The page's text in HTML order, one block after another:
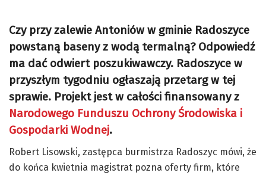
Czy przy zalewie Antoniów w gminie Radoszyce
powstaną baseny z wodą termalną? Odpowiedź
ma dać odwiert poszukiwawczy. Radoszyce w
przyszłym tygodniu ogłaszają przetarg w tej
sprawie. Projekt jest w całości finansowany z
Narodowego Funduszu Ochrony Środowiska i
Gospodarki Wodnej.
Robert Lisowski, zastępca burmistrza Radoszyc mówi, że
do końca kwietnia magistrat pozna oferty firm, które